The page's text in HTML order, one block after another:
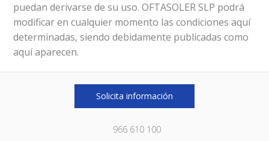
puedan derivarse de su uso. OFTASOLER SLP podrá
modificar en cualquier momento las condiciones aquí
determinadas, siendo debidamente publicadas como
aquí aparecen.
Solicita información
966 610 100